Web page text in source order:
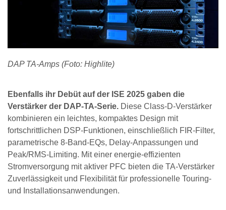
DAP TA-Amps (Foto: Highlite)
Ebenfalls ihr Debüt auf der ISE 2025 gaben die
Verstärker der DAP-TA-Serie. Diese Class-D-Verstärker
kombinieren ein leichtes, kompaktes Design mit
fortschrittlichen DSP-Funktionen, einschließlich FIR-Filter,
parametrische 8-Band-EQs, Delay-Anpassungen und
Peak/RMS-Limiting. Mit einer energie-effizienten
Stromversorgung mit aktiver PFC bieten die TA-Verstärker
Zuverlässigkeit und Flexibilität für professionelle Touring-
und Installationsanwendungen.